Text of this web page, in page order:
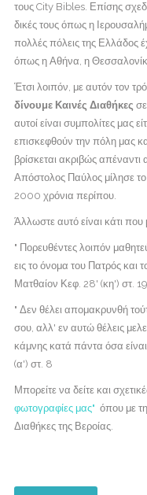
τους City Bibles. Επίσης
δικές τους όπως η
πολλές πόλεις της Ελλάδος
όπως η Αθήνα, η
Έτσι λοιπόν, με αυτόν τον
δίνουμε Καινές Διαθήκες
αυτοί είναι συμπολίτες μας
επισκεφθούν την πόλη μας
βρίσκεται ακριβώς
Απόστολος Παύλος μίλησε
2000 χρόνια περίπου.
Άλλωστε αυτό είναι κάτι
" Πορευθέντες λοιπόν
εις το όνομα του Πατρός και
Ματθαίον Κεφ. 28' (κη') στ.
" Δεν θέλει απομακρυνθή
σου, αλλ' εν αυτώ θέλεις
κάμνης κατά πάντα όσα
(α') στ. 8
Μπορείτε να δείτε και
φωτογραφίες μας" όπου με
Διαθήκες της Βεροίας.